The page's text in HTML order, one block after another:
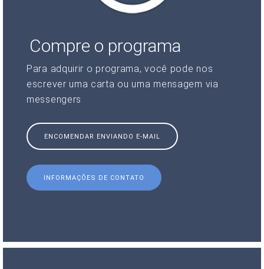
Compre o programa
Para adquirir o programa, você pode nos
escrever uma carta ou uma mensagem via
messengers
ENCOMENDAR ENVIANDO E-MAIL
INFORMAÇÕES DE CONTATO